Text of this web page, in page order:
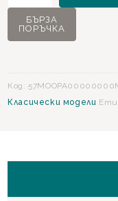
Mona
Холова
БЪРЗА
ПОРЪЧКА
Код:
Класически модели